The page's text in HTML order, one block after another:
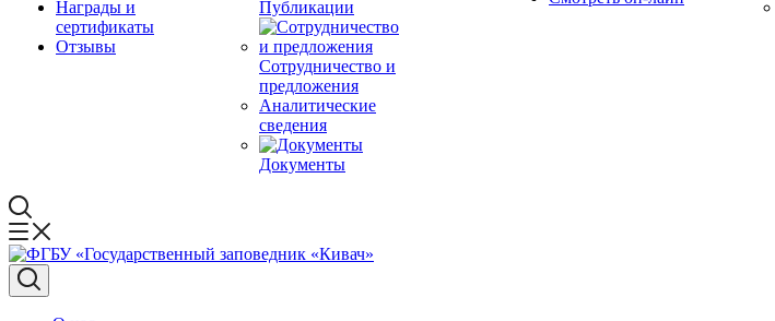
Награды и
сертификаты
Отзывы
Публикации
Сотрудничество и
предложения
Аналитические
сведения
Документы